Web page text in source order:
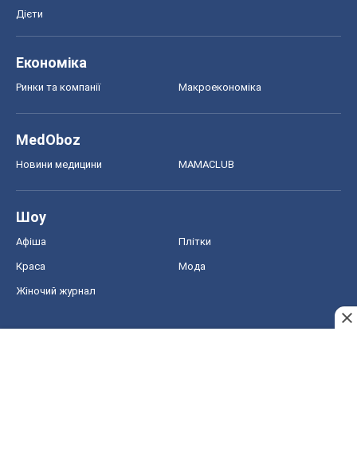
Дієти
Економіка
Ринки та компанії Макроекономіка
MedOboz
Новини медицини MAMACLUB
Шоу
Афіша Плітки
Краса Мода
Жіночий журнал